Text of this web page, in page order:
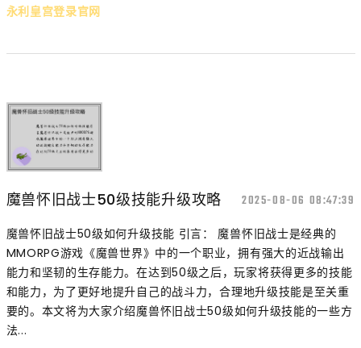
永利皇宫登录官网
魔兽怀旧战士50级技能升级攻略 2025-08-06 08:47:39
魔兽怀旧战士50级如何升级技能 引言： 魔兽怀旧战士是经典的
MMORPG游戏《魔兽世界》中的一个职业，拥有强大的近战输出
能力和坚韧的生存能力。在达到50级之后，玩家将获得更多的技能
和能力，为了更好地提升自己的战斗力，合理地升级技能是至关重
要的。本文将为大家介绍魔兽怀旧战士50级如何升级技能的一些方
法...